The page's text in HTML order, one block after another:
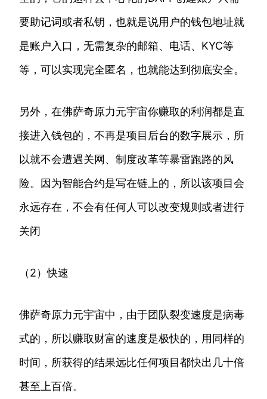
要助记词或者私钥，也就是说用户的钱包地址就
是账户入口，无需复杂的邮箱、电话、KYC等
等，可以实现完全匿名，也就能达到彻底安全。
另外，在佛萨奇原力元宇宙你赚取的利润都是直
接进入钱包的，不再是项目后台的数字展示，所
以就不会遭遇关网、制度改革等暴雷跑路的风
险。因为智能合约是写在链上的，所以该项目会
永远存在，不会有任何人可以改变规则或者进行
关闭
（2）快速
佛萨奇原力元宇宙中，由于团队裂变速度是病毒
式的，所以赚取财富的速度是极快的，用同样的
时间，所获得的结果远比任何项目都快出几十倍
甚至上百倍。